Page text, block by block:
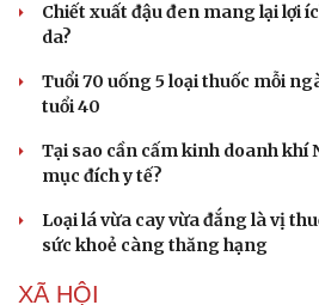
Chiết xuất đậu đen mang lại lợi
da?
Tuổi 70 uống 5 loại thuốc mỗi
tuổi 40
Tại sao cần cấm kinh doanh khí
mục đích y tế?
Loại lá vừa cay vừa đắng là vị
sức khoẻ càng thăng hạng
XÃ HỘI